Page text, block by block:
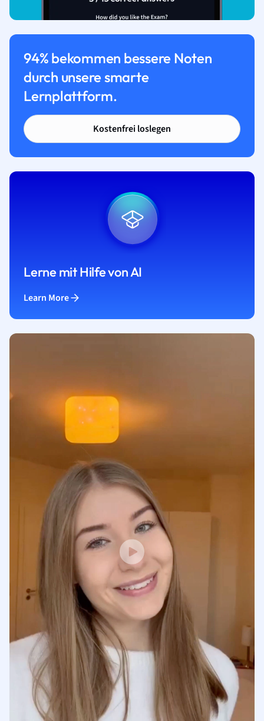
94% bekommen bessere Noten
durch unsere smarte
Lernplattform.
Kostenfrei loslegen
Lerne mit Hilfe von AI
Learn More